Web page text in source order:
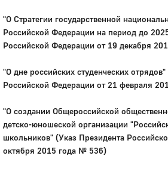
"О Стратегии государственной
Российской Федерации на период до
Российской Федерации от 19 декабря
"О дне российских студенческих
Российской Федерации от 21 февраля
"О создании Общероссийской
детско-юношеской организации
школьников" (Указ Президента
октября 2015 года № 536)